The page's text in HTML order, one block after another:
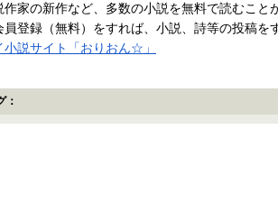
作家の新作など、多数の小説を無料で読むこと
員登録（無料）をすれば、小説、詩等の投稿を
小説サイト「おりおん☆」
：